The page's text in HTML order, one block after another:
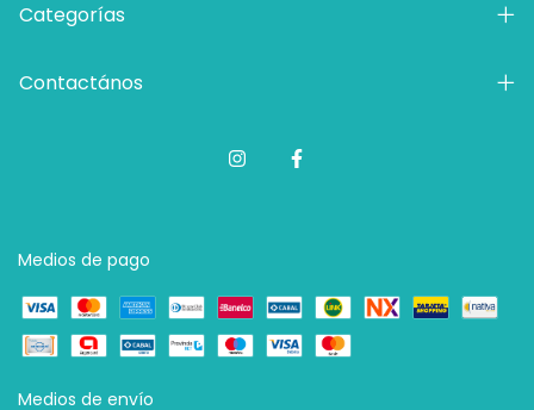
Categorías
Contactános
Medios de pago
Medios de envío